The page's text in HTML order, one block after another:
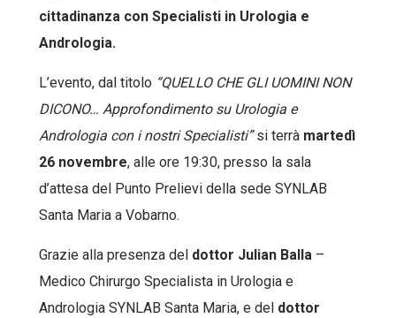
cittadinanza con Specialisti in Urologia e
Andrologia.
L’evento, dal titolo “QUELLO CHE GLI UOMINI NON
DICONO… Approfondimento su Urologia e
Andrologia con i nostri Specialisti”si terrà martedì
26 novembre, alle ore 19:30, presso la sala
d’attesa del Punto Prelievi della sede SYNLAB
Santa Maria a Vobarno.
Grazie alla presenza del dottor Julian Balla –
Medico Chirurgo Specialista in Urologia e
Andrologia SYNLAB Santa Maria, e del dottor